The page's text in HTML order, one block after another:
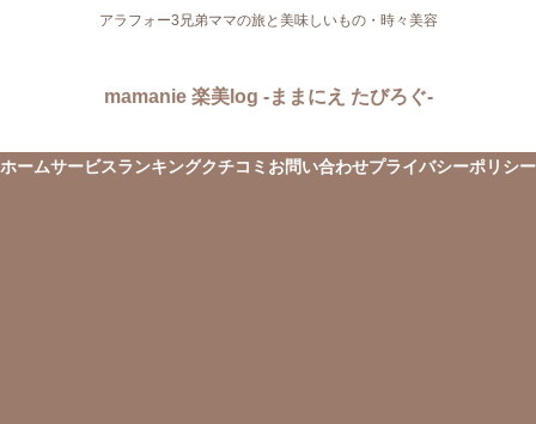
アラフォー3兄弟ママの旅と美味しいもの・時々美容
mamanie 楽美log -ままにえ たびろぐ-
ホームサービスランキングクチコミ お問い合わせプライバシーポリシー